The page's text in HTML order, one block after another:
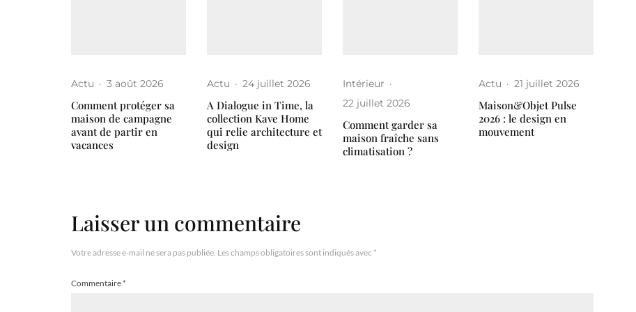
Actu · 3 août 2026
Comment protéger sa
maison de campagne
avant de partir en
vacances
Actu · 24 juillet 2026
A Dialogue in Time, la
collection Kave Home
qui relie architecture et
design
Intérieur ·
22 juillet 2026
Comment garder sa
maison fraîche sans
climatisation ?
Actu · 21 juillet 2026
Maison&Objet Pulse
2026 : le design en
mouvement
Laisser un commentaire
Votre adresse e-mail ne sera pas publiée. Les champs obligatoires sont indiqués avec *
Commentaire*